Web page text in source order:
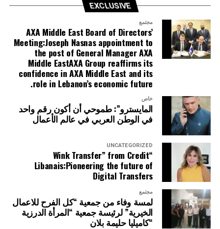
EXCLUSIVE
مجتمع
AXA Middle East Board of Directors’
Meeting:Joseph Nasnas appointment to
the post of General Manager AXA
Middle EastAXA Group reaffirms its
confidence in AXA Middle East and its
role in Lebanon’s economic future.
خاص
المايسترو”: طموحي أن أكون رقم واحد
في الوطن العربي في عالم الأعمال
UNCATEGORIZED
“Wink Transfer” from Credit
Libanais:Pioneering the future of
Digital Transfers
مجتمع
لمسة وفاء من جمعية “كل الفرح للاعمال
الخيرية” لرئيسة جمعية “المرأة الدرزية
“كاميليا حليمة بلان